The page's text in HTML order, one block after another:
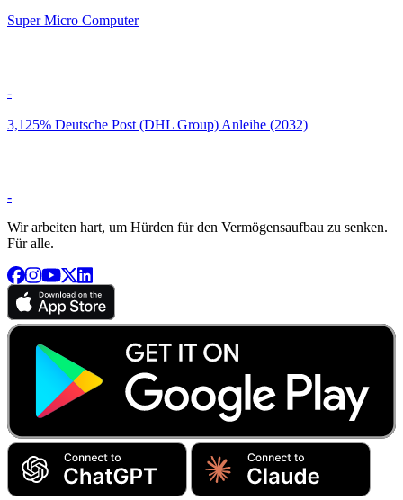
Super Micro Computer
-
3,125% Deutsche Post (DHL Group) Anleihe (2032)
-
Wir arbeiten hart, um Hürden für den Vermögensaufbau zu senken.
Für alle.